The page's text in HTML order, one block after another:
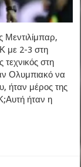
με 2-3 στη
στη
Ολυμπιακό να
ήταν μέρος της
ήταν η